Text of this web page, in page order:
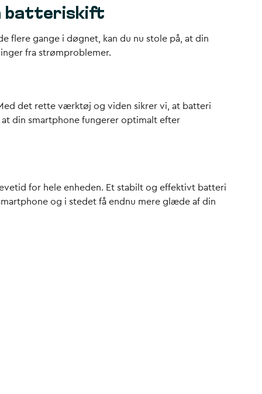
batteriskift
flere gange i døgnet, kan du nu stole på, at din
fra strømproblemer.
det rette værktøj og viden sikrer vi, at batteri
din smartphone fungerer optimalt efter
for hele enheden. Et stabilt og effektivt batteri
og i stedet få endnu mere glæde af din